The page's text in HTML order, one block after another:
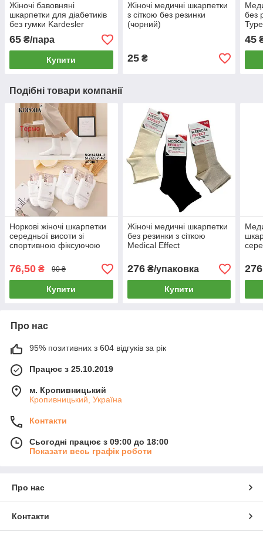
Жіночі бавовняні
шкарпетки для діабетиків
без гумки Kardesler
Туреччина
65 ₴/пара
Купити
Жіночі медичні шкарпетки
з сіткою без резинки
(чорний)
25₴
без
45
Подібні товари компанії
Норкові жіночі шкарпетки
середньої висоти зі
спортивною фіксуючою
76,50 ₴ 90 ₴
Купити
Жіночі медичні шкарпетки
без резинки з сіткою
Medical Effect
276₴/упаковка
Купити
276
Про нас
95% позитивних з 604 відгуків за рік
Працює з 25.10.2019
м. Кропивницький
Кропивницький, Україна
Контакти
Сьогодні працює з 09:00 до 18:00
Показати весь графік роботи
Про нас
Контакти